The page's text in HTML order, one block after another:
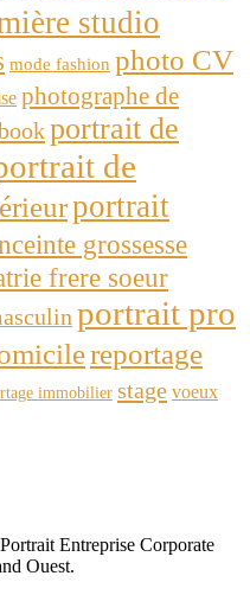
studio
mode fashion photo CV
photographe de
portrait de
de
portrait
grossesse
frere soeur
portrait pro
reportage
immobilier stage voeux
Entreprise Corporate
Ouest.